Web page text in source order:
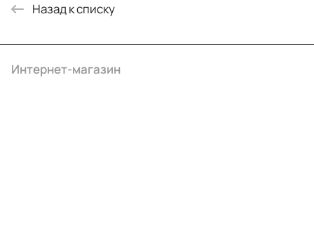
Назад к списку
Интернет-магазин